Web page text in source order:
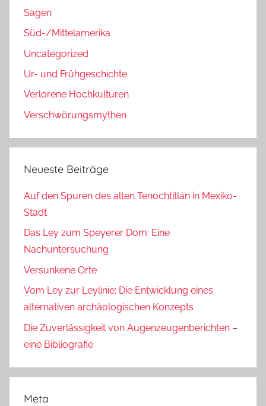
Sagen
Süd-/Mittelamerika
Uncategorized
Ur- und Frühgeschichte
Verlorene Hochkulturen
Verschwörungsmythen
Neueste Beiträge
Auf den Spuren des alten Tenochtitlán in Mexiko-
Stadt
Das Ley zum Speyerer Dom: Eine
Nachuntersuchung
Versunkene Orte
Vom Ley zur Leylinie: Die Entwicklung eines
alternativen archäologischen Konzepts
Die Zuverlässigkeit von Augenzeugenberichten –
eine Bibliografie
Meta